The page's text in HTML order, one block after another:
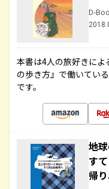
D-
本書は4人の旅好きによ
の歩き方』で働いてい
です。
地
す
帰